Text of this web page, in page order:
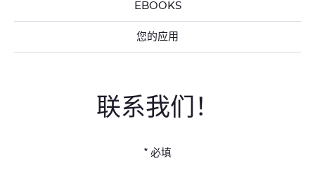
EBOOKS
您的应用
联系我们！
* 必填